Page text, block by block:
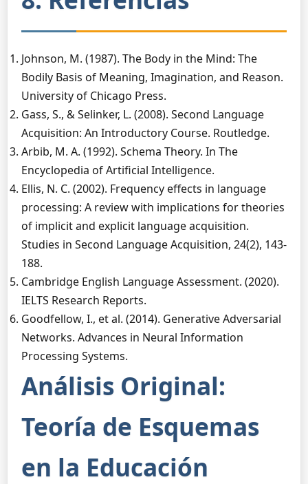
Johnson, M. (1987). The Body in the Mind: The
Bodily Basis of Meaning, Imagination, and Reason.
University of Chicago Press.
Gass, S., & Selinker, L. (2008). Second Language
Acquisition: An Introductory Course. Routledge.
Arbib, M. A. (1992). Schema Theory. In The
Encyclopedia of Artificial Intelligence.
Ellis, N. C. (2002). Frequency effects in language
processing: A review with implications for theories
of implicit and explicit language acquisition.
Studies in Second Language Acquisition, 24(2), 143-
188.
Cambridge English Language Assessment. (2020).
IELTS Research Reports.
Goodfellow, I., et al. (2014). Generative Adversarial
Networks. Advances in Neural Information
Processing Systems.
Análisis Original:
Teoría de Esquemas
en la Educación